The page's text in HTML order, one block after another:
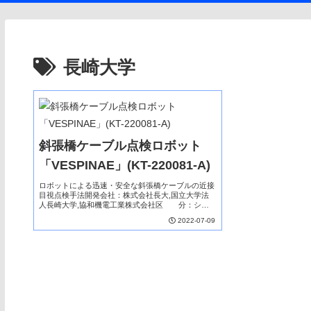
長崎大学
斜張橋ケーブル点検ロボット
「VESPINAE」(KT-220081-A)
ロボットによる迅速・安全な斜張橋ケーブルの近接
目視点検手法開発会社：株式会社長大,国立大学法
人長崎大学,協和機電工業株式会社区 分：シス
張橋等のケーブル表面を近接撮影し、その動画を用
2022-07-09